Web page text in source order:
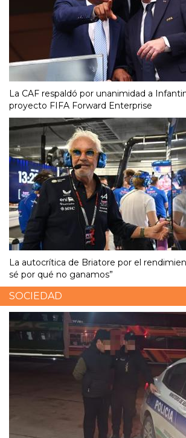
La CAF respaldó por unanimidad a
proyecto FIFA Forward Enterprise
La autocrítica de Briatore por el
sé por qué no ganamos”
SOCIEDAD